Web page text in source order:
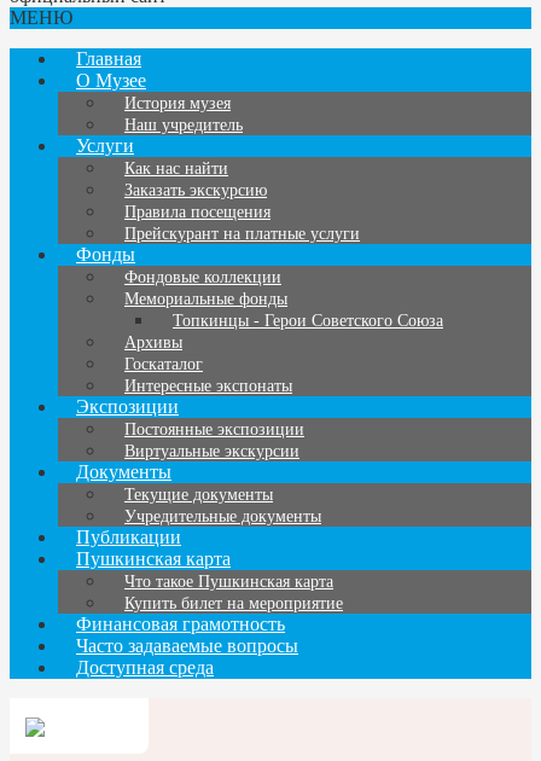
МЕНЮ
Главная
О Музее
История музея
Наш учредитель
Услуги
Как нас найти
Заказать экскурсию
Правила посещения
Прейскурант на платные услуги
Фонды
Фондовые коллекции
Мемориальные фонды
Топкинцы - Герои Советского Союза
Архивы
Госкаталог
Интересные экспонаты
Экспозиции
Постоянные экспозиции
Виртуальные экскурсии
Документы
Текущие документы
Учредительные документы
Публикации
Пушкинская карта
Что такое Пушкинская карта
Купить билет на мероприятие
Финансовая грамотность
Часто задаваемые вопросы
Доступная среда